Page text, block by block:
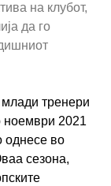
на клубот,
да го
тренери
ноември 2021
однесе во
сезона,